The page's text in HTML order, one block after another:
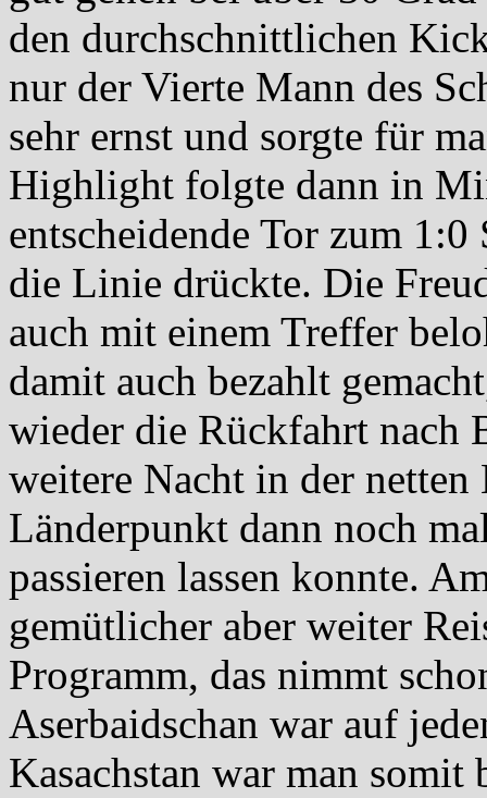
den durchschnittlichen
nur der Vierte Mann des
sehr ernst und sorgte für
Highlight folgte dann in
entscheidende Tor zum
die Linie drückte. Die
auch mit einem Treffer
damit auch bezahlt
wieder die Rückfahrt nach
weitere Nacht in der netten
Länderpunkt dann noch
passieren lassen konnte.
gemütlicher aber weiter
Programm, das nimmt
Aserbaidschan war auf
Kasachstan war man somit